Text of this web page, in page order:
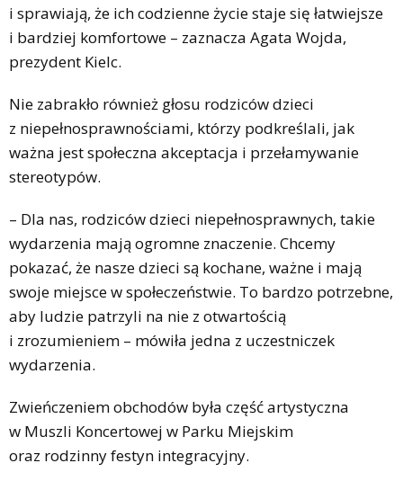
i sprawiają, że ich codzienne życie staje się łatwiejsze
i bardziej komfortowe – zaznacza Agata Wojda,
prezydent Kielc.
Nie zabrakło również głosu rodziców dzieci
z niepełnosprawnościami, którzy podkreślali, jak
ważna jest społeczna akceptacja i przełamywanie
stereotypów.
– Dla nas, rodziców dzieci niepełnosprawnych, takie
wydarzenia mają ogromne znaczenie. Chcemy
pokazać, że nasze dzieci są kochane, ważne i mają
swoje miejsce w społeczeństwie. To bardzo potrzebne,
aby ludzie patrzyli na nie z otwartością
i zrozumieniem – mówiła jedna z uczestniczek
wydarzenia.
Zwieńczeniem obchodów była część artystyczna
w Muszli Koncertowej w Parku Miejskim
oraz rodzinny festyn integracyjny.